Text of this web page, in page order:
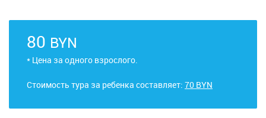
80 BYN
* Цена за одного взрослого.
Стоимость тура за ребенка составляет: 70 BYN